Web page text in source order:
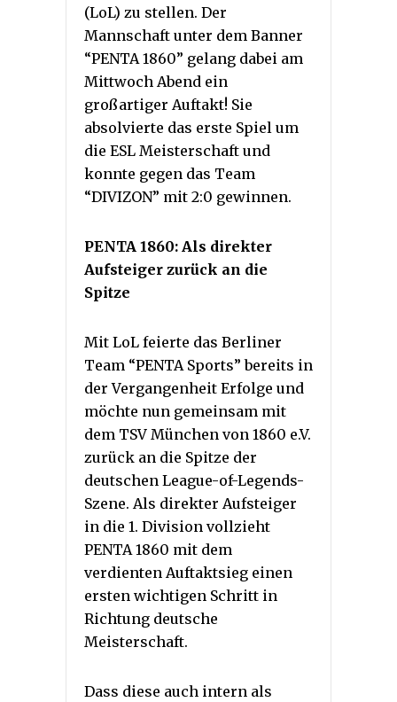
(LoL) zu stellen. Der
Mannschaft unter dem Banner
“PENTA 1860” gelang dabei am
Mittwoch Abend ein
großartiger Auftakt! Sie
absolvierte das erste Spiel um
die ESL Meisterschaft und
konnte gegen das Team
“DIVIZON” mit 2:0 gewinnen.
PENTA 1860: Als direkter
Aufsteiger zurück an die
Spitze
Mit LoL feierte das Berliner
Team “PENTA Sports” bereits in
der Vergangenheit Erfolge und
möchte nun gemeinsam mit
dem TSV München von 1860 e.V.
zurück an die Spitze der
deutschen League-of-Legends-
Szene. Als direkter Aufsteiger
in die 1. Division vollzieht
PENTA 1860 mit dem
verdienten Auftaktsieg einen
ersten wichtigen Schritt in
Richtung deutsche
Meisterschaft.
Dass diese auch intern als